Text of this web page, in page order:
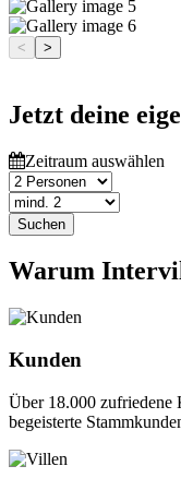
< >
Jetzt deine
Zeitraum auswählen
Suchen
Warum
Kunden
Über 18.000 zufriedene
begeisterte